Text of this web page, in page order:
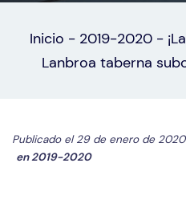
Inicio - 2019-2020 -
Lanbroa taberna
Publicado el 29 de enero de 2020
en2019-2020